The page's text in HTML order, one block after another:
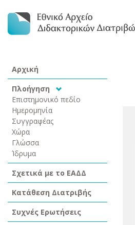
Αρχική
Πλοήγηση
Επιστημονικό πεδίο
Ημερομηνία
Συγγραφέας
Χώρα
Γλώσσα
Ίδρυμα
Σχετικά με το ΕΑΔΔ
Κατάθεση Διατριβής
Συχνές Ερωτήσεις